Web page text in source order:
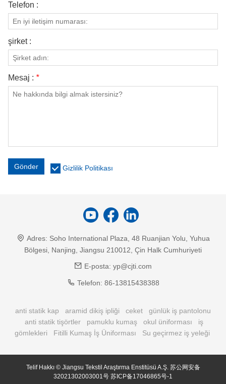
Telefon :
şirket :
Mesaj : *
Gönder Gizlilik Politikası
Adres: Soho International Plaza, 48 Ruanjian Yolu, Yuhua
Bölgesi, Nanjing, Jiangsu 210012, Çin Halk Cumhuriyeti
E-posta: yp@cjti.com
Telefon: 86-13815438388
anti statik kap aramid dikiş ipliği ceket
günlük iş pantolonu
anti statik tişörtler
pamuklu kumaş okul üniforması
iş
gömlekleri
Fitilli Kumaş İş Üniforması Su geçirmez iş yeleği
Telif Hakkı © Jiangsu Tekstil Araştırma Enstitüsü A.Ş. 苏公网安备
32021302003001号 苏ICP备17046865号-1